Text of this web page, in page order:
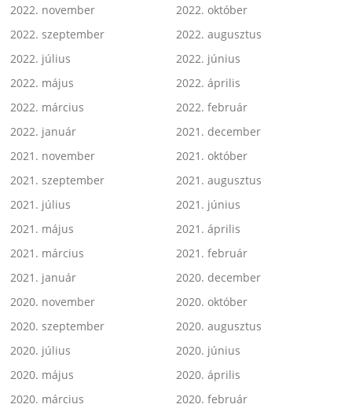
2022. november
2022. október
2022. szeptember
2022. augusztus
2022. július
2022. június
2022. május
2022. április
2022. március
2022. február
2022. január
2021. december
2021. november
2021. október
2021. szeptember
2021. augusztus
2021. július
2021. június
2021. május
2021. április
2021. március
2021. február
2021. január
2020. december
2020. november
2020. október
2020. szeptember
2020. augusztus
2020. július
2020. június
2020. május
2020. április
2020. március
2020. február